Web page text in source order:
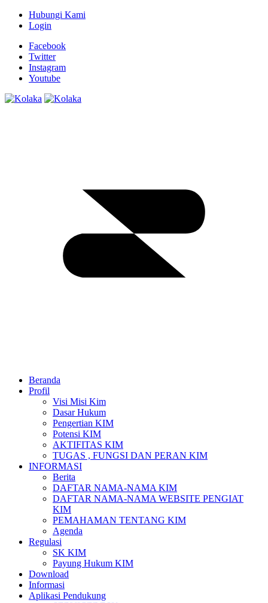
Hubungi Kami
Login
Facebook
Twitter
Instagram
Youtube
Beranda
Profil
Visi Misi Kim
Dasar Hukum
Pengertian KIM
Potensi KIM
AKTIFITAS KIM
TUGAS , FUNGSI DAN PERAN KIM
INFORMASI
Berita
DAFTAR NAMA-NAMA KIM
DAFTAR NAMA-NAMA WEBSITE PENGIAT
KIM
PEMAHAMAN TENTANG KIM
Agenda
Regulasi
SK KIM
Payung Hukum KIM
Download
Informasi
Aplikasi Pendukung